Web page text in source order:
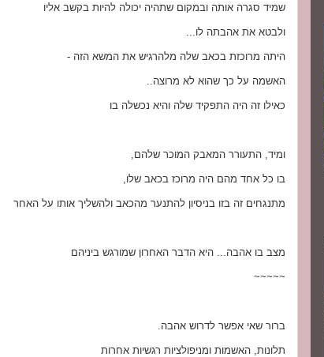
שמיד סגרה אותה ובמקום שתהיה יכולה להיות בקשב אליו
ולבטא את אהבתה לו...
היתה מרוכזת בכאב שלה מלהרגיש את המשא הזה -
האשמה על כך שהוא לא מרוצה..
כאילו זה היה התפקיד שלה והיא נכשלה בו
ומיד, התעורר המאבק המוכר שלהם,
בו כל אחד מהם היה מרוכז בכאב שלו,
מתנגחים זה בזו בניסיון להתנער מהכאב ולהשליך אותו על האחר
מצב בו אהבה... היא הדבר האחרון שמורגש ביניהם
~~~~~
ברור שאי אפשר לדרוש אהבה.
תלונות, האשמות ומניפולציות רגשיות אחרות